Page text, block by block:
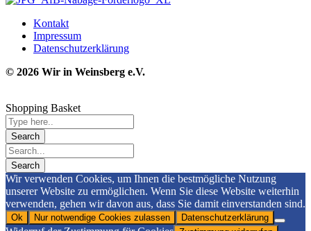
Kontakt
Impressum
Datenschutzerklärung
© 2026 Wir in Weinsberg e.V.
Shopping Basket
Wir verwenden Cookies, um Ihnen die bestmögliche Nutzung
unserer Website zu ermöglichen. Wenn Sie diese Website weiterhin
verwenden, gehen wir davon aus, dass Sie damit einverstanden sind.
Ok Nur notwendige Cookies zulassen Datenschutzerklärung